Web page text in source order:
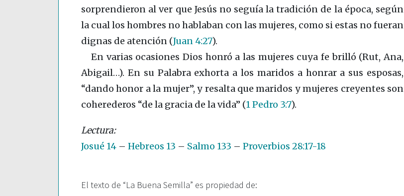
sorprendieron al ver que Jesús no seguía la tradición de la época, según
la cual los hombres no hablaban con las mujeres, como si estas no fueran
dignas de atención (Juan 4:27).
En varias ocasiones Dios honró a las mujeres cuya fe brilló (Rut, Ana,
Abigail…). En su Palabra exhorta a los maridos a honrar a sus esposas,
“dando honor a la mujer”, y resalta que maridos y mujeres creyentes son
coherederos “de la gracia de la vida” (1 Pedro 3:7).
Josué 14 – Hebreos 13 – Salmo 133 – Proverbios 28:17-18
El texto de “La Buena Semilla” es propiedad de: